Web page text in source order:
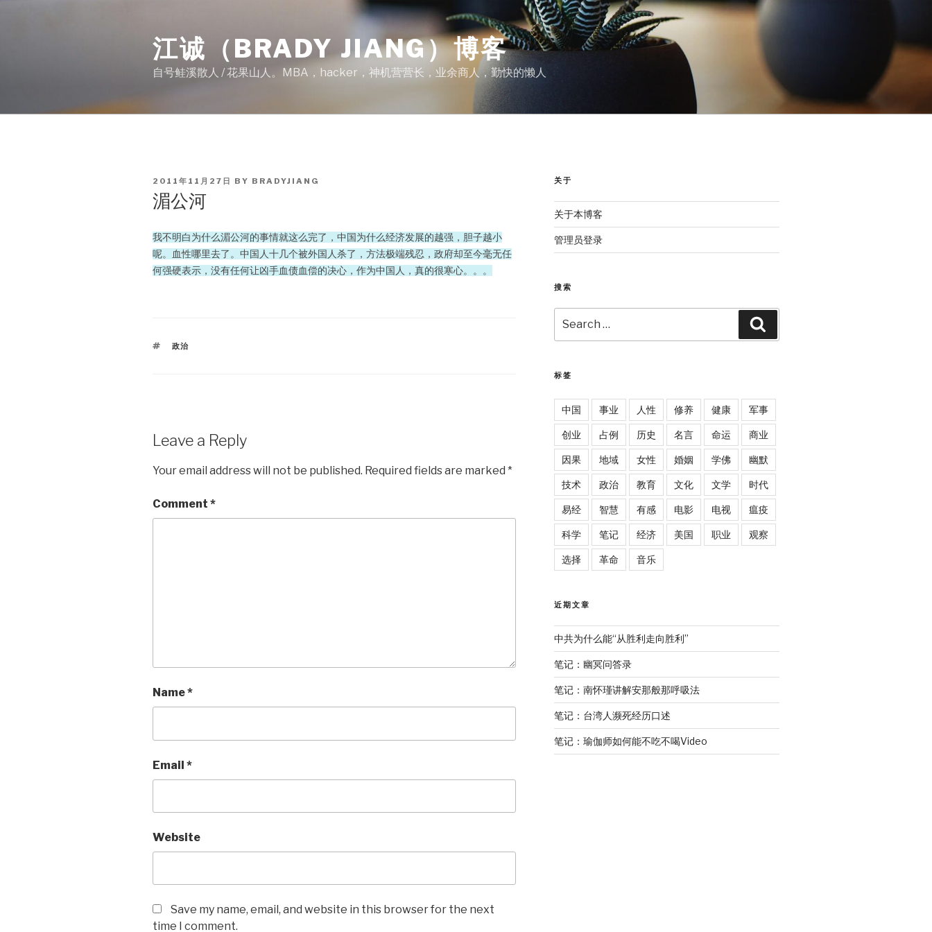
江诚（BRADY JIANG）博客
自号鲑溪散人 / 花果山人。MBA，hacker，神机营营长，业余商人，勤快的懒人
POSTED
ON
2011年11月27日 BY BRADYJIANG
湄公河
我不明白为什么湄公河的事情就这么完了，中国为什么经济发展的越强，胆子越小
呢。血性哪里去了。中国人十几个被外国人杀了，方法极端残忍，政府却至今毫无任
何强硬表示，没有任何让凶手血债血偿的决心，作为中国人，真的很寒心。。。
TAGS
政治
Leave a Reply
Your email address will not be published. Required fields are marked *
Comment *
Name*
Email *
Website
Save my name, email, and website in this browser for the next
time I comment.
关于
关于本博客
管理员登录
搜索
for:
标签
中国 事业 人性 修养 健康 军事
创业 占例 历史 名言 命运 商业
因果 地域 女性 婚姻 学佛 幽默
技术 政治 教育 文化 文学 时代
易经 智慧 有感 电影 电视 瘟疫
科学 笔记 经济 美国 职业 观察
选择 革命 音乐
近期文章
中共为什么能“从胜利走向胜利”
笔记：幽冥问答录
笔记：南怀瑾讲解安那般那呼吸法
笔记：台湾人濒死经历口述
笔记：瑜伽师如何能不吃不喝Video